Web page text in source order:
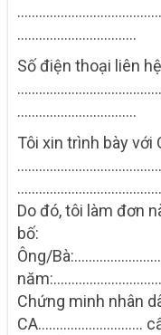
……………………………
Số điện thoại liên
……………………………
Tôi xin trình bày với
Do đó, tôi làm đơn
bố:
Ông/
Chứng minh nhân
CA………..……….……..